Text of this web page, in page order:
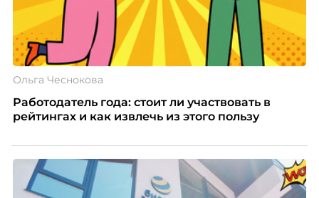
Ольга Чеснокова
Работодатель года: стоит ли участвовать в
рейтингах и как извлечь из этого пользу